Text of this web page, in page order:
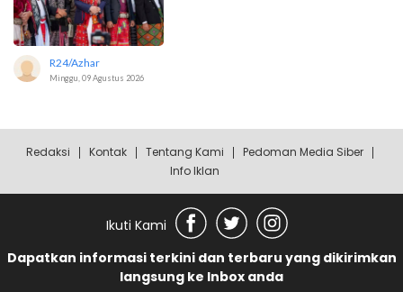
R24/azhar
Minggu, 09 Agustus 2026
Redaksi Kontak Tentang Kami
Pedoman Media Siber
Info Iklan
Ikuti Kami
Dapatkan informasi terkini dan terbaru yang dikirimkan
langsung ke Inbox anda